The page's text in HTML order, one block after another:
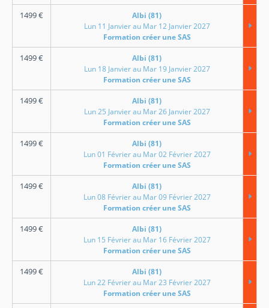
1499€
Albi (81)
Lun 11 Janvier au Mar 12 Janvier 2027
Formation créer une SAS
1499€
Albi (81)
Lun 18 Janvier au Mar 19 Janvier 2027
Formation créer une SAS
1499€
Albi (81)
Lun 25 Janvier au Mar 26 Janvier 2027
Formation créer une SAS
1499€
Albi (81)
Lun 01 Février au Mar 02 Février 2027
Formation créer une SAS
1499€
Albi (81)
Lun 08 Février au Mar 09 Février 2027
Formation créer une SAS
1499€
Albi (81)
Lun 15 Février au Mar 16 Février 2027
Formation créer une SAS
1499€
Albi (81)
Lun 22 Février au Mar 23 Février 2027
Formation créer une SAS